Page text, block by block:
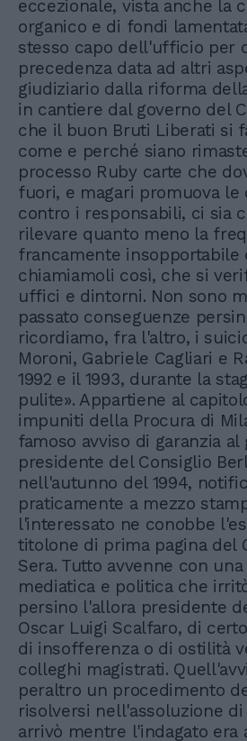
eccezionale, vista anche la
organico e di fondi
stesso capo dell'ufficio per
precedenza data ad altri
giudiziario dalla riforma
in cantiere dal governo del
che il buon Bruti Liberati si
come e perché siano
processo Ruby carte che
fuori, e magari promuova le
contro i responsabili, ci sia
rilevare quanto meno la
francamente insopportabile
chiamiamoli così, che si
uffici e dintorni. Non sono
passato conseguenze
ricordiamo, fra l'altro, i
Moroni, Gabriele Cagliari e
1992 e il 1993, durante la
pulite». Appartiene al
impuniti della Procura di
famoso avviso di garanzia al
presidente del Consiglio
nell'autunno del 1994,
praticamente a mezzo
l'interessato ne conobbe
titolone di prima pagina del
Sera. Tutto avvenne con
mediatica e politica che
persino l'allora presidente
Oscar Luigi Scalfaro, di
di insofferenza o di ostilità
colleghi magistrati.
peraltro un procedimento
risolversi nell'assoluzione
arrivò mentre l'indagato era